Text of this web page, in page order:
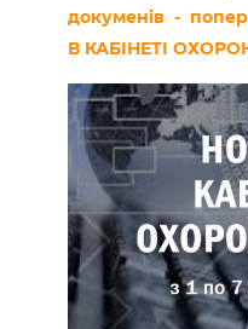
докуменів -
В КАБІНЕТІ